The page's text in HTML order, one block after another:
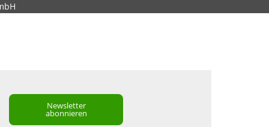
Newsletter
abonnieren